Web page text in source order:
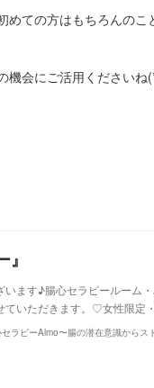
めての方はもちろんのこ
機会にご活用くださいね
』
います♪腸心セラピールーム
ていただきます。♡女性限定